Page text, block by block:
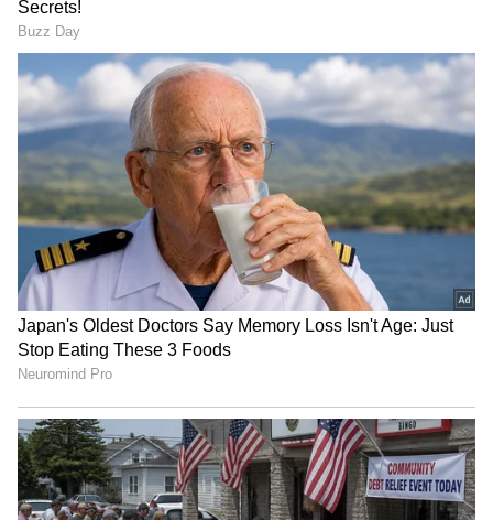
3
7
Image Credit : Gemini AI
గోడలకు వేలాడే డెకరేషన్
పిస్తా పెంకులను వివిధ రంగులతో పెయింట్ చేసి దారానికి
గుచ్చి వేలాడదీసే అలంకరణగా తయారు చేయవచ్చు. ఇవి
కిటికీలు, బాల్కనీలు లేదా గోడల దగ్గర పెట్టితే గాలి తాకిడికి
మెల్లగా కదులుతూ అందంగా కనిపిస్తాయి. చిన్న ఇళ్లలో
కూడా ఇది ప్రత్యేకమైన డెకర్ ఫీలింగ్ ఇస్తుంది.